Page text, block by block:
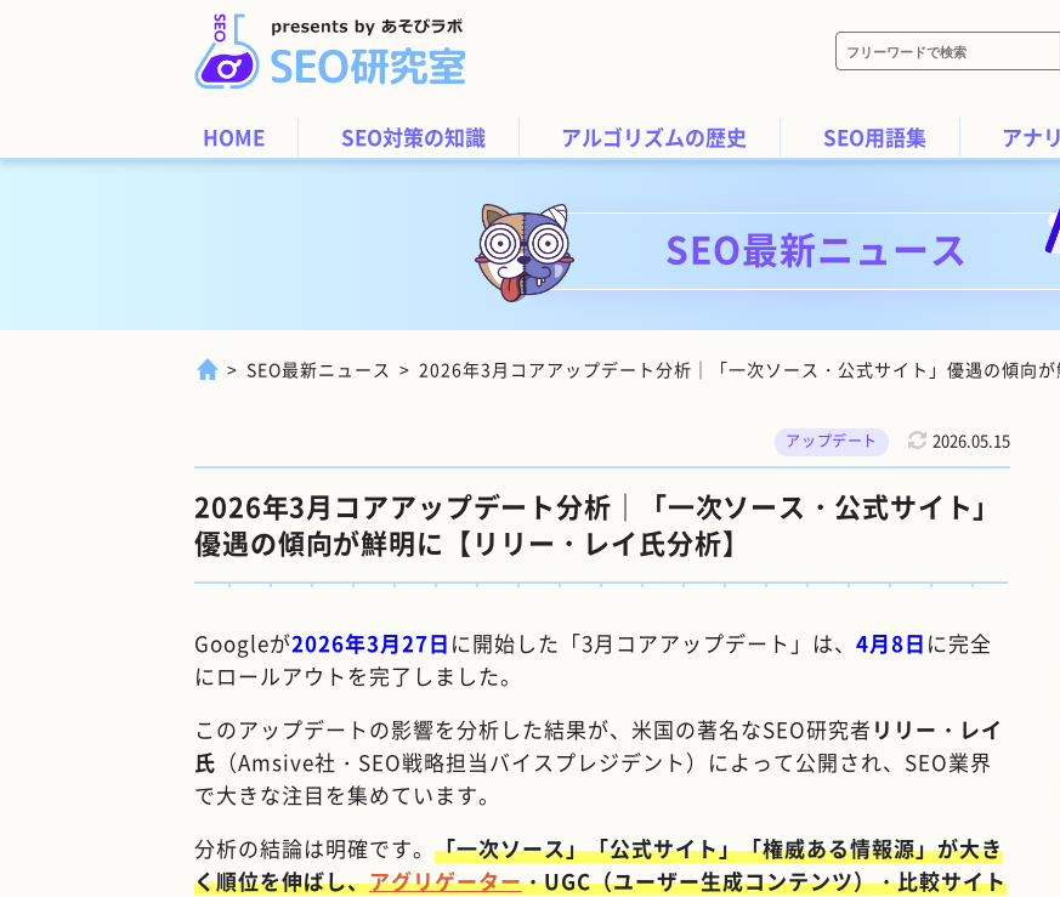
HOME SEO対策の知識 アルゴリズムの歴史 SEO用語集 アナ
SEO最新ニュース
SEO最新ニュース 2026年3月コアアップデート分析｜「一次ソース・公式サイト」優遇の傾向
アップデート 2026.05.15
2026年3月コアアップデート分析｜「一次ソース・公式サイト」
優遇の傾向が鮮明に【リリー・レイ氏分析】
Googleが2026年3月27日 に開始した「3月コアアップデート」は、 4月8日 に完全
にロールアウトを完了しました。
このアップデートの影響を分析した結果が、米国の著名なSEO研究者 リリー・レイ
氏 （Amsive社・SEO戦略担当バイスプレジデント）によって公開され、SEO業界
で大きな注目を集めています。
分析の結論は明確です。 「一次ソース」「公式サイト」「権威ある情報源」が大き
く順位を伸ばし、アグリゲーター・UGC（ユーザー生成コンテンツ）・比較サイト